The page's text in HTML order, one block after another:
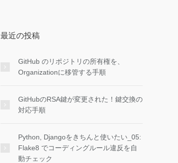
最近の投稿
GitHub のリポジトリの所有権を、
Organizationに移管する手順
GitHubのRSA鍵が変更された！鍵交換の
対応手順
Python, Djangoをきちんと使いたい_05:
Flake8 でコーディングルール違反を自
動チェック